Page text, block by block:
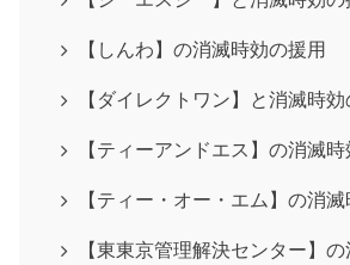
【しんわ】の消滅時効の援用
【ダイレクトワン】と消滅時
【ティーアンドエス】の消滅
【ティー・オー・エム】の消
【東東京管理解決センター】